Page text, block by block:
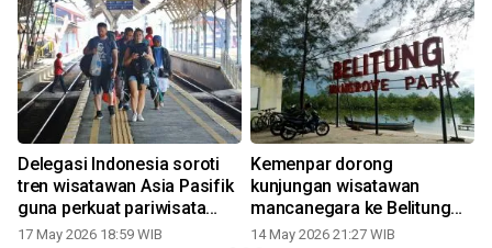
Delegasi Indonesia soroti
tren wisatawan Asia Pasifik
guna perkuat pariwisata
berkualitas
17 May 2026 18:59 WIB
Kemenpar dorong
kunjungan wisatawan
mancanegara ke Belitung
lewat strategi promosi
14 May 2026 21:27 WIB